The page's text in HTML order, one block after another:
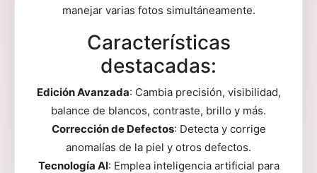
manejar varias fotos simultáneamente.
Características
destacadas:
Edición Avanzada: Cambia precisión, visibilidad,
balance de blancos, contraste, brillo y más.
Corrección de Defectos: Detecta y corrige
anomalías de la piel y otros defectos.
Tecnología AI: Emplea inteligencia artificial para